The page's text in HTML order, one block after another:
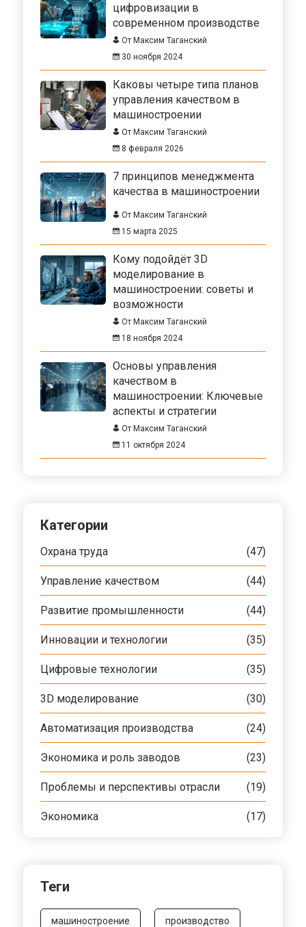
цифровизации в
современном производстве
От Максим Таганский
30 ноября 2024
Каковы четыре типа планов
управления качеством в
машиностроении
От Максим Таганский
8 февраля 2026
7 принципов менеджмента
качества в машиностроении
От Максим Таганский
15 марта 2025
Кому подойдёт 3D
моделирование в
машиностроении: советы и
возможности
От Максим Таганский
18 ноября 2024
Основы управления
качеством в
машиностроении: Ключевые
аспекты и стратегии
От Максим Таганский
11 октября 2024
Категории
Охрана труда (47)
Управление качеством (44)
Развитие промышленности (44)
Инновации и технологии (35)
Цифровые технологии (35)
3D моделирование (30)
Автоматизация производства (24)
Экономика и роль заводов (23)
Проблемы и перспективы отрасли (19)
Экономика (17)
Теги
машиностроение производство